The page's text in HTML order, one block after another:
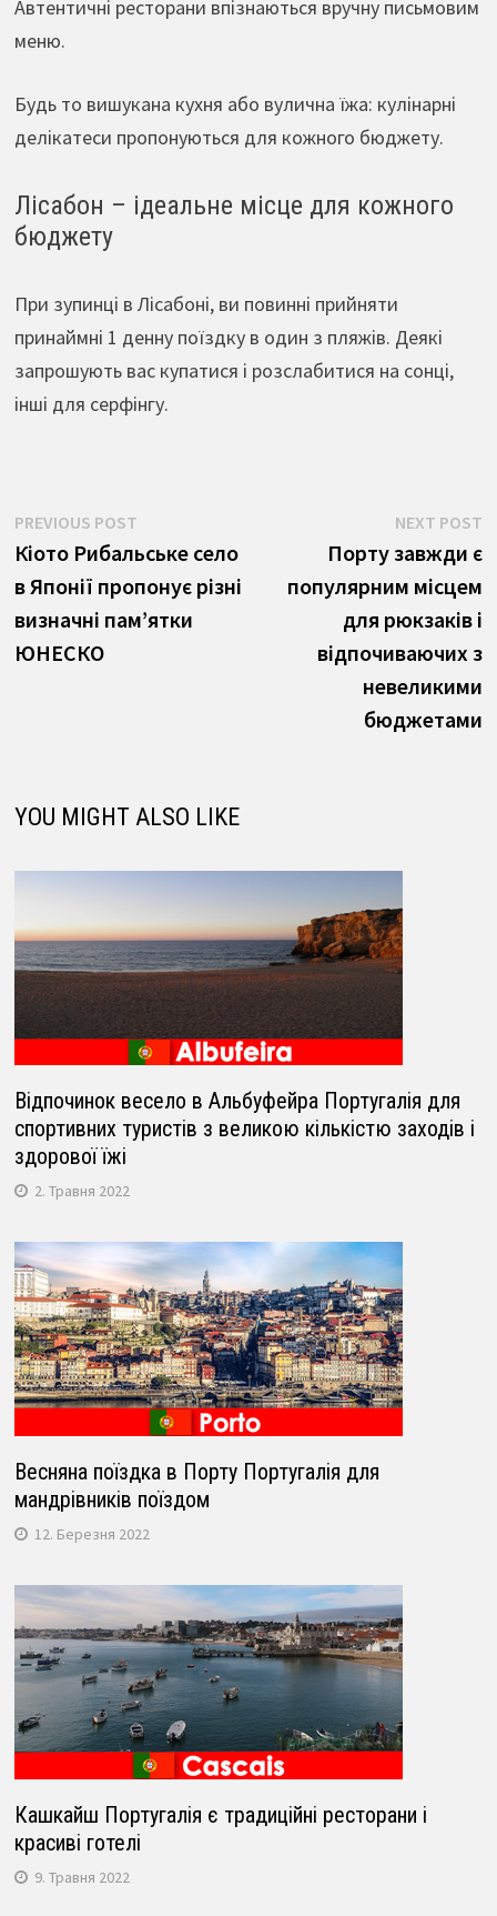
Автентичні ресторани впізнаються вручну письмовим
меню.
Будь то вишукана кухня або вулична їжа: кулінарні
делікатеси пропонуються для кожного бюджету.
Лісабон – ідеальне місце для кожного
бюджету
При зупинці в Лісабоні, ви повинні прийняти
принаймні 1 денну поїздку в один з пляжів. Деякі
запрошують вас купатися і розслабитися на сонці,
інші для серфінгу.
Навігація
записів
PREVIOUS POSTPrevious
post:
Кіото Рибальське село
в Японії пропонує різні
визначні пам’ятки
ЮНЕСКО
NEXT POST
Порту завжди є
популярним місцем
для рюкзаків і
відпочиваючих з
невеликими
бюджетами
YOU MIGHT ALSO LIKE
Відпочинок весело в Альбуфейра Португалія для
спортивних туристів з великою кількістю заходів і
здорової їжі
2. Травня 2022
Весняна поїздка в Порту Португалія для
мандрівників поїздом
12. Березня 2022
Кашкайш Португалія є традиційні ресторани і
красиві готелі
9. Травня 2022